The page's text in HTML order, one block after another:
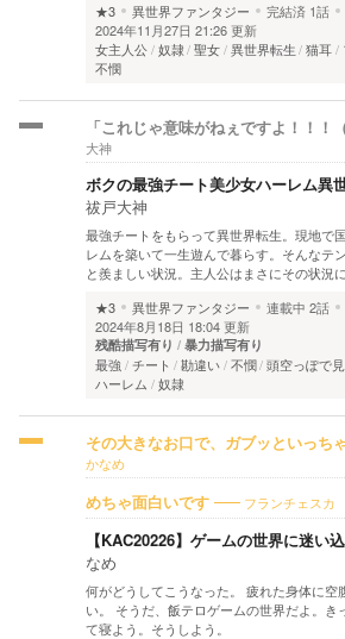
★3
異世界ファンタジー 完結済 1話
2024年11月27日 21:26 更新
女主人公 奴隷 聖女 異世界転生 猫耳
不憫
「これじゃ意味がねぇですよ！！！
大神
ボクの最強チート美少女ハーレム異
祓戸大神
最強チートをもらって異世界転生。現地で
レムを築いて一生遊んで暮らす。そんなテ
と羨ましい状況。主人公はまさにその状況
★3
異世界ファンタジー 連載中 2話
2024年8月18日 18:04 更新
残酷描写有り 暴力描写有り
最強 チート 勘違い 不憫 頭空っぽで
ハーレム
奴隷
その大きなお口で、ガブッといっち
かなめ
めちゃ面白いです フランチェスカ
【KAC20226】ゲームの世界に迷い
なめ
何がどうしてこうなった。 疲れた身体に空
い。 そうだ、飯テロゲームの世界だよ。き
て寝よう。そうしよう。